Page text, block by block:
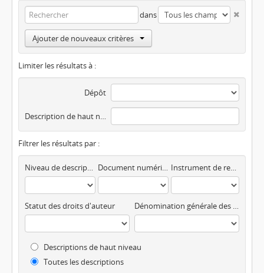
dans
Ajouter de nouveaux critères
Limiter les résultats à :
Dépôt
Description de haut niveau
Filtrer les résultats par :
Niveau de description Document numérisé disponible Instrument de recherche
Statut des droits d'auteur Dénomination générale des documents
Descriptions de haut niveau
Toutes les descriptions